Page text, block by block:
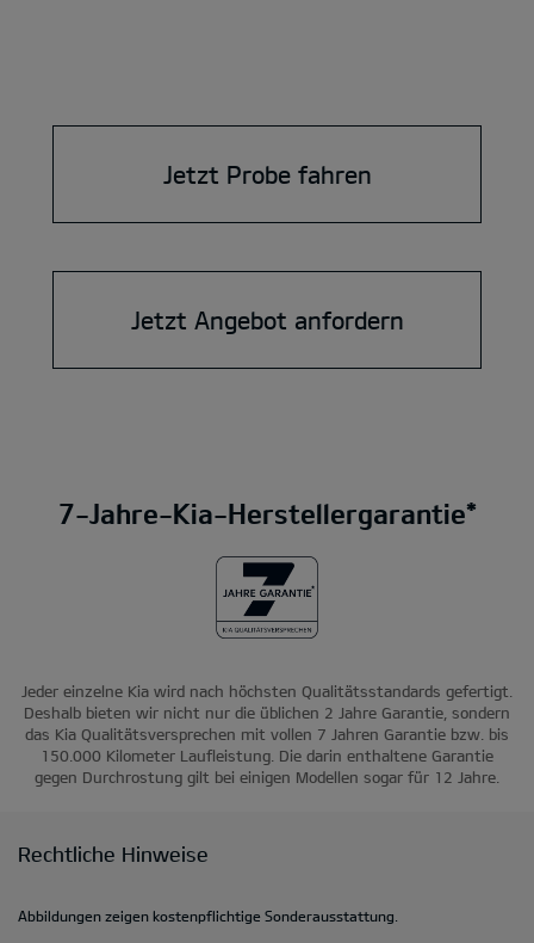
Jetzt Probe fahren
Jetzt Angebot anfordern
7-Jahre-Kia-Herstellergarantie*
Jeder einzelne Kia wird nach höchsten Qualitätsstandards gefertigt.
Deshalb bieten wir nicht nur die üblichen 2 Jahre Garantie, sondern
das Kia Qualitätsversprechen mit vollen 7 Jahren Garantie bzw. bis
150.000 Kilometer Laufleistung. Die darin enthaltene Garantie
gegen Durchrostung gilt bei einigen Modellen sogar für 12 Jahre.
Rechtliche Hinweise
Abbildungen zeigen kostenpflichtige Sonderausstattung.